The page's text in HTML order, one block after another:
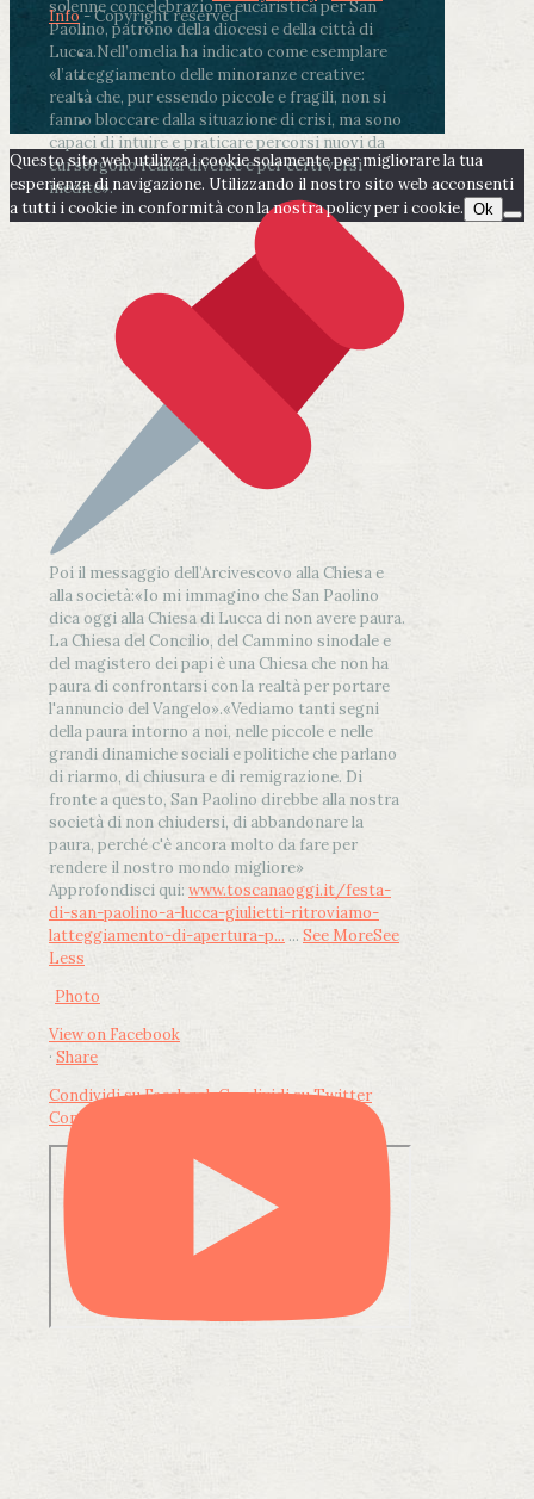
solenne concelebrazione eucaristica per San
Paolino, patrono della diocesi e della città di
Lucca.Nell’omelia ha indicato come esemplare
«l’atteggiamento delle minoranze creative:
realtà che, pur essendo piccole e fragili, non si
fanno bloccare dalla situazione di crisi, ma sono
capaci di intuire e praticare percorsi nuovi da
cui sorgono realtà diverse e per certi versi
inedite».
Poi il messaggio dell’Arcivescovo alla Chiesa e
alla società:«Io mi immagino che San Paolino
dica oggi alla Chiesa di Lucca di non avere paura.
La Chiesa del Concilio, del Cammino sinodale e
del magistero dei papi è una Chiesa che non ha
paura di confrontarsi con la realtà per portare
l'annuncio del Vangelo».«Vediamo tanti segni
della paura intorno a noi, nelle piccole e nelle
grandi dinamiche sociali e politiche che parlano
di riarmo, di chiusura e di remigrazione. Di
fronte a questo, San Paolino direbbe alla nostra
società di non chiudersi, di abbandonare la
paura, perché c'è ancora molto da fare per
rendere il nostro mondo migliore»
Approfondisci qui: www.toscanaoggi.it/festa-
di-san-paolino-a-lucca-giulietti-ritroviamo-
latteggiamento-di-apertura-p... ... See MoreSee
Less
Photo
View on Facebook
· Share
Condividi su FacebookCondividi su Twitter
Condividi su LinkedIn
Info- Copyright reserved
Questo sito web utilizza i cookie solamente per migliorare la tua
esperienza di navigazione. Utilizzando il nostro sito web acconsenti
a tutti i cookie in conformità con la nostra policy per i cookie. Ok